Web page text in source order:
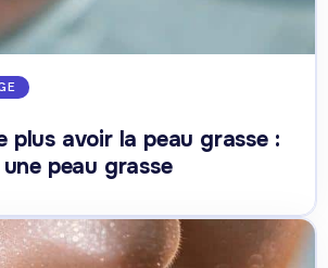
plus avoir la peau grasse :
peau grasse